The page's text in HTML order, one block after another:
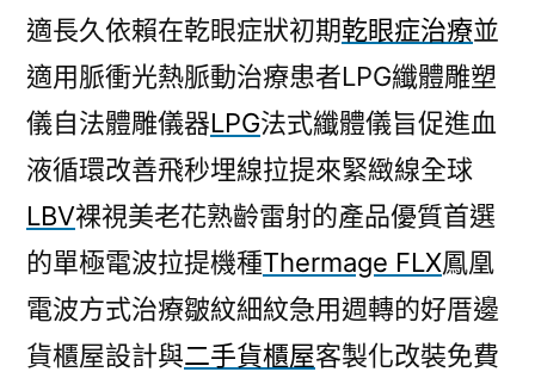
適長久依賴在乾眼症狀初期乾眼症治療並
適用脈衝光熱脈動治療患者LPG纖體雕塑
儀自法體雕儀器LPG法式纖體儀旨促進血
液循環改善飛秒埋線拉提來緊緻線全球
LBV裸視美老花熟齡雷射的產品優質首選
的單極電波拉提機種Thermage FLX鳳凰
電波方式治療皺紋細紋急用週轉的好厝邊
貨櫃屋設計與二手貨櫃屋客製化改裝免費